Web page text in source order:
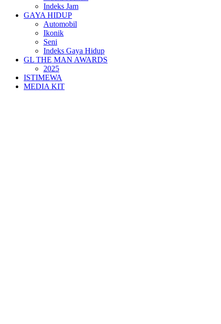
Indeks Jam
GAYA HIDUP
Automobil
Ikonik
Seni
Indeks Gaya Hidup
GL THE MAN AWARDS
2025
ISTIMEWA
MEDIA KIT